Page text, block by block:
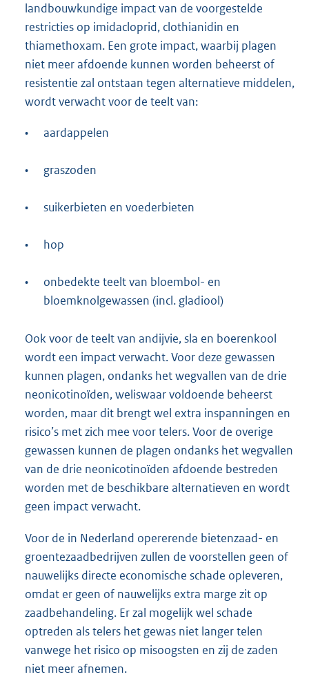
landbouwkundige impact van de voorgestelde
restricties op imidacloprid, clothianidin en
thiamethoxam. Een grote impact, waarbij plagen
niet meer afdoende kunnen worden beheerst of
resistentie zal ontstaan tegen alternatieve middelen,
wordt verwacht voor de teelt van:
• aardappelen
• graszoden
• suikerbieten en voederbieten
• hop
•
onbedekte teelt van bloembol- en
bloemknolgewassen (incl. gladiool)
Ook voor de teelt van andijvie, sla en boerenkool
wordt een impact verwacht. Voor deze gewassen
kunnen plagen, ondanks het wegvallen van de drie
neonicotinoïden, weliswaar voldoende beheerst
worden, maar dit brengt wel extra inspanningen en
risico’s met zich mee voor telers. Voor de overige
gewassen kunnen de plagen ondanks het wegvallen
van de drie neonicotinoïden afdoende bestreden
worden met de beschikbare alternatieven en wordt
geen impact verwacht.
Voor de in Nederland opererende bietenzaad- en
groentezaadbedrijven zullen de voorstellen geen of
nauwelijks directe economische schade opleveren,
omdat er geen of nauwelijks extra marge zit op
zaadbehandeling. Er zal mogelijk wel schade
optreden als telers het gewas niet langer telen
vanwege het risico op misoogsten en zij de zaden
niet meer afnemen.